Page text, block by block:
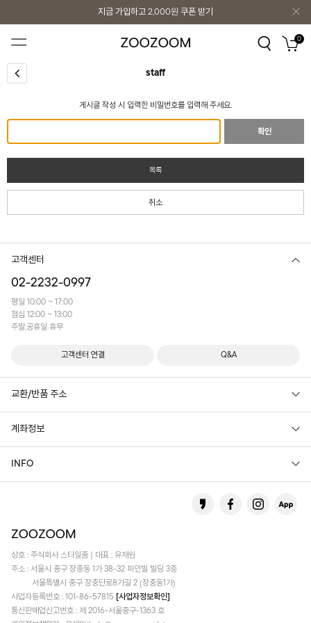
지금 가입하고 2,000원 쿠폰 받기
지금 가입하고 2,000원 쿠폰 받기 0
staff
게시글 작성 시 입력한 비밀번호를 입력해 주세요.
확인
목록
취소
고객센터
02-2232-0997
평일 10:00 ~ 17:00
점심 12:00 ~ 13:00
주말,공휴일 휴무
고객센터 연결 Q&A
교환/반품 주소
계좌정보
INFO
상호 : 주식회사 스타일줌 | 대표 : 유재원
주소 : 서울시 중구 장충동 1가 38-32 파인빌 빌딩 3층
서울특별시 중구 장충단로8가길 2 (장충동1가)
사업자등록번호 : 101-86-57815 [사업자정보확인]
통신판매업신고번호 : 제 2016-서울중구-1363 호